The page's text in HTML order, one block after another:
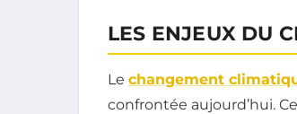
LES ENJEUX DU
Le changement
confrontée aujourd’hui.